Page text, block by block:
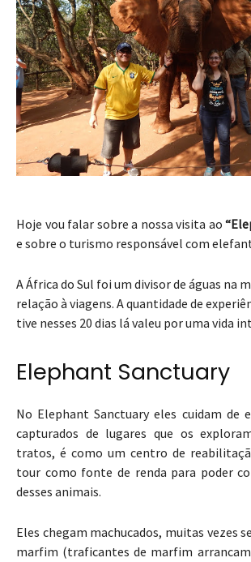
Hoje vou falar sobre a nossa visita ao
e sobre o turismo responsável com
A África do Sul foi um divisor de águas na
relação à viagens. A quantidade de
tive nesses 20 dias lá valeu por uma vida
Elephant Sanctuary
No Elephant Sanctuary eles cuidam de
capturados de lugares que os
tratos, é como um centro de
tour como fonte de renda para poder
desses animais.
Eles chegam machucados, muitas vezes
marfim (traficantes de marfim